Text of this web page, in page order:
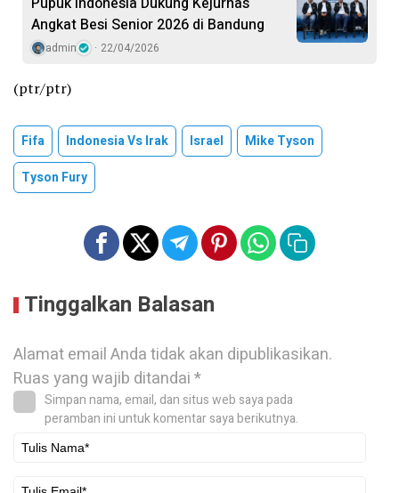
Angkat Besi Senior 2026 di Bandung
admin 22/04/2026
(ptr/ptr)
Fifa Indonesia Vs Irak Israel
Mike Tyson
Tyson Fury
Tinggalkan Balasan
Alamat email Anda tidak akan dipublikasikan.
Ruas yang wajib ditandai*
Simpan nama, email, dan situs web saya pada
peramban ini untuk komentar saya berikutnya.